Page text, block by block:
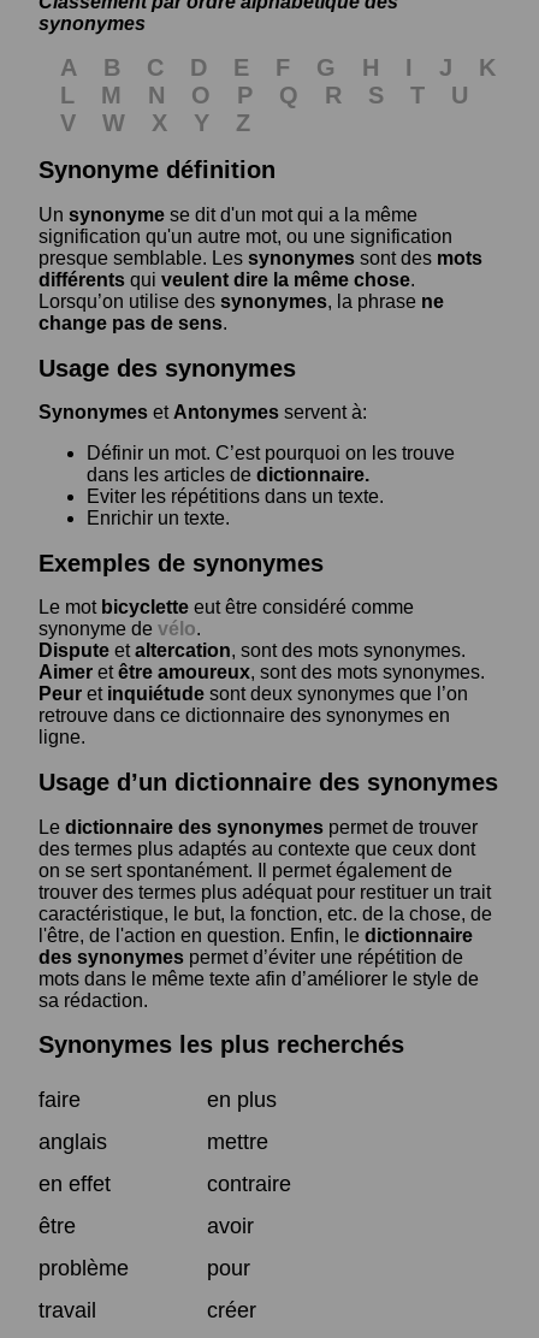
synonymes
A B C D E F G H I J
K
L
M N O P Q R S T
U
V
W X Y
Z
Synonyme définition
Un synonyme se dit d'un mot qui a la même
signification qu'un autre mot, ou une signification
presque semblable. Les synonymes sont des mots
différents qui veulent dire la même chose.
Lorsqu’on utilise des synonymes, la phrase ne
change pas de sens.
Usage des synonymes
Synonymes et Antonymes servent à:
Définir un mot. C’est pourquoi on les trouve
dans les articles de dictionnaire.
Eviter les répétitions dans un texte.
Enrichir un texte.
Exemples de synonymes
Le mot bicyclette eut être considéré comme
synonyme de vélo.
Dispute etaltercation, sont des mots synonymes.
Aimer etêtre amoureux, sont des mots synonymes.
Peur et inquiétude sont deux synonymes que l’on
retrouve dans ce dictionnaire des synonymes en
ligne.
Usage d’un dictionnaire des synonymes
Le dictionnaire des synonymes permet de trouver
des termes plus adaptés au contexte que ceux dont
on se sert spontanément. Il permet également de
trouver des termes plus adéquat pour restituer un trait
caractéristique, le but, la fonction, etc. de la chose, de
l'être, de l'action en question. Enfin, le dictionnaire
des synonymes permet d’éviter une répétition de
mots dans le même texte afin d’améliorer le style de
sa rédaction.
Synonymes les plus recherchés
faire
en plus
anglais
mettre
en effet
contraire
être
avoir
problème
pour
travail
créer